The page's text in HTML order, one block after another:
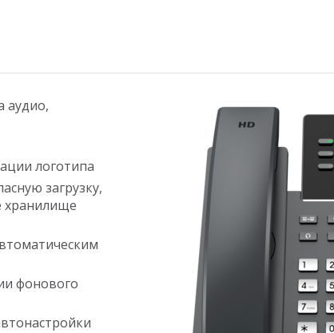
аудио,
логотипа
загрузку,
хранилище
фонового